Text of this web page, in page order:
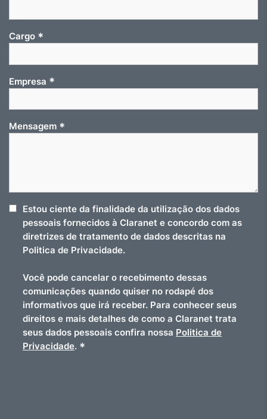
Cargo *
Empresa *
Mensagem *
Estou ciente da finalidade da utilização dos dados
pessoais fornecidos à Claranet e concordo com as
diretrizes de tratamento de dados descritas na
Politica de Privacidade.
Você pode cancelar o recebimento dessas
comunicações quando quiser no rodapé dos
informativos que irá receber. Para conhecer seus
direitos e mais detalhes de como a Claranet trata
seus dados pessoais confira nossa Politica de
Privacidade. *